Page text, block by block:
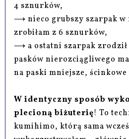
4 sznurków,
⟶ nieco grubszy szarpak w
zrobiłam z 6 sznurków,
⟶ a ostatni szarpak zrodził
pasków nierozciągliwego
na paski mniejsze,
W identyczny sposób
plecioną biżuterię! To
kumihimo, którą sama